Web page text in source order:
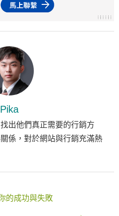
Pika
出他們真正需要的行銷方
係，對於網站與行銷充滿熱
的成功與失敗